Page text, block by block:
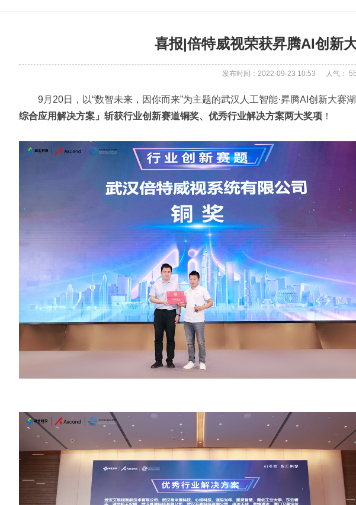
喜报|倍特威视荣获昇腾AI创新
发布时间：2022-09-23 10:53 人气：
9月20日，以“数智未来，因你而来”为主题的武汉人工智能·昇腾AI创新大赛湖
综合应用解决方案」斩获行业创新赛道铜奖、优秀行业解决方案两大奖项 ！